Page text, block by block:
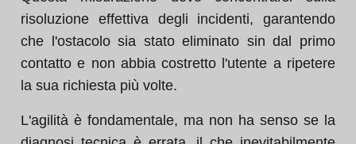
risoluzione effettiva degli incidenti, garantendo
che l'ostacolo sia stato eliminato sin dal primo
contatto e non abbia costretto l'utente a ripetere
la sua richiesta più volte.
L'agilità è fondamentale, ma non ha senso se la